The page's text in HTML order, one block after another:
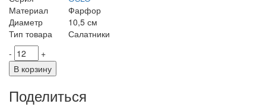
Материал
Фарфор
Диаметр
10,5 см
Тип товара
Салатники
-
+
В корзину
Поделиться